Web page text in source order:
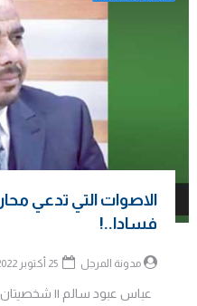
الاصوات التي تدعي
فسادا..!
مدونة المرجل
عباس عبود سالم || شخصيتان